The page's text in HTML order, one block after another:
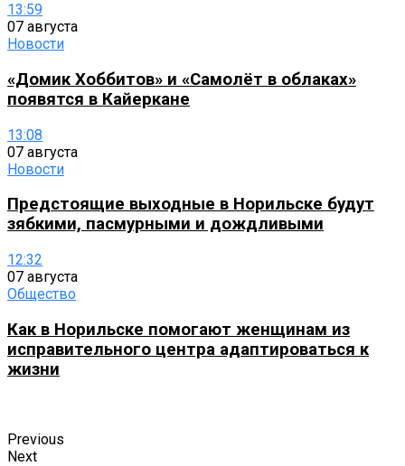
13:59
07 августа
Новости
«Домик Хоббитов» и «Самолёт в облаках»
появятся в Кайеркане
13:08
07 августа
Новости
Предстоящие выходные в Норильске будут
зябкими, пасмурными и дождливыми
12:32
07 августа
Общество
Как в Норильске помогают женщинам из
исправительного центра адаптироваться к
жизни
Previous
Next